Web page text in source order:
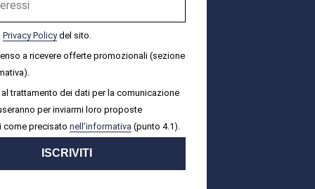
Privacy Policydel sito.
a ricevere offerte promozionali (sezione
trattamento dei dati per la comunicazione
per inviarmi loro proposte
come precisato nell'informativa (punto 4.1).
ISCRIVITI